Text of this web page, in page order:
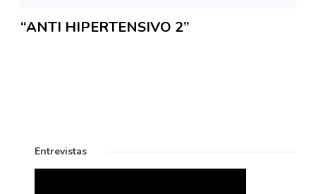
“ANTI HIPERTENSIVO 2”
Entrevistas